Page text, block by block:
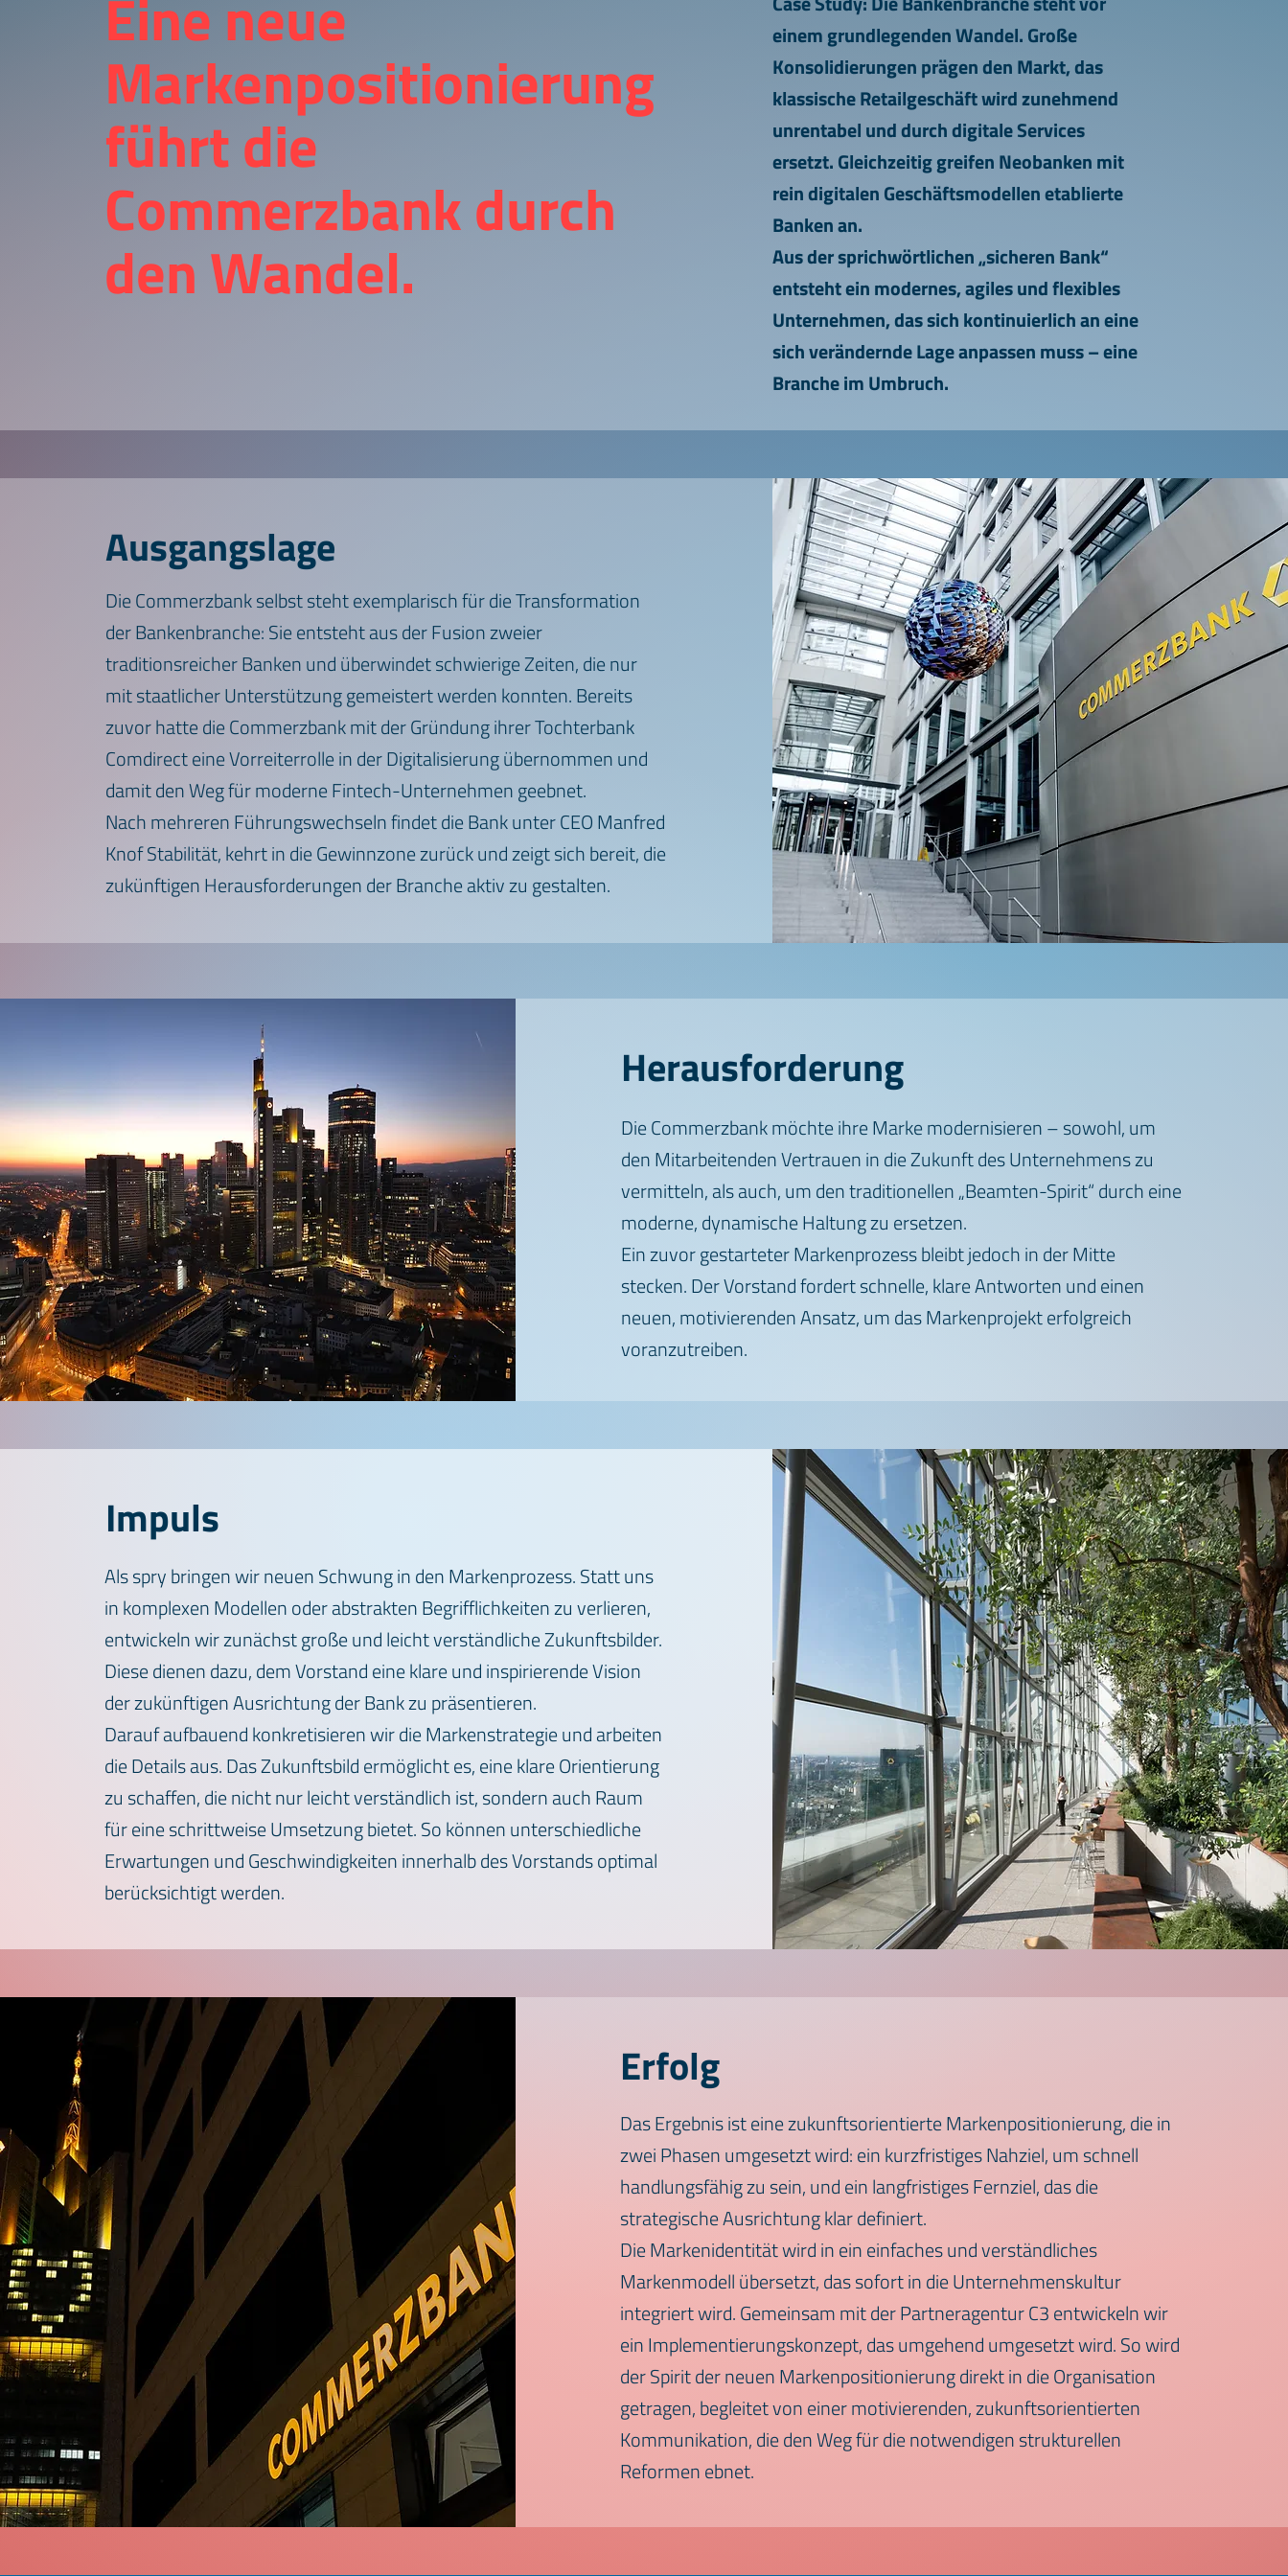
Eine neue
Markenpositionierung
führt die
Commerzbank durch
den Wandel.
einem grundlegenden Wandel. Große
Konsolidierungen prägen den Markt, das
klassische Retailgeschäft wird zunehmend
unrentabel und durch digitale Services
ersetzt. Gleichzeitig greifen Neobanken mit
rein digitalen Geschäftsmodellen etablierte
Banken an.
Aus der sprichwörtlichen „sicheren Bank“
entsteht ein modernes, agiles und flexibles
Unternehmen, das sich kontinuierlich an eine
sich verändernde Lage anpassen muss – eine
Branche im Umbruch.
​Ausgangslage
Die Commerzbank selbst steht exemplarisch für die Transformation
der Bankenbranche: Sie entsteht aus der Fusion zweier
traditionsreicher Banken und überwindet schwierige Zeiten, die nur
mit staatlicher Unterstützung gemeistert werden konnten. Bereits
zuvor hatte die Commerzbank mit der Gründung ihrer Tochterbank
Comdirect eine Vorreiterrolle in der Digitalisierung übernommen und
damit den Weg für moderne Fintech-Unternehmen geebnet.
Nach mehreren Führungswechseln findet die Bank unter CEO Manfred
Knof Stabilität, kehrt in die Gewinnzone zurück und zeigt sich bereit, die
zukünftigen Herausforderungen der Branche aktiv zu gestalten.
Herausforderung
Die Commerzbank möchte ihre Marke modernisieren – sowohl, um
den Mitarbeitenden Vertrauen in die Zukunft des Unternehmens zu
vermitteln, als auch, um den traditionellen „Beamten-Spirit“ durch eine
moderne, dynamische Haltung zu ersetzen.
Ein zuvor gestarteter Markenprozess bleibt jedoch in der Mitte
stecken. Der Vorstand fordert schnelle, klare Antworten und einen
neuen, motivierenden Ansatz, um das Markenprojekt erfolgreich
voranzutreiben.
Impuls
Als spry bringen wir neuen Schwung in den Markenprozess. Statt uns
in komplexen Modellen oder abstrakten Begrifflichkeiten zu verlieren,
entwickeln wir zunächst große und leicht verständliche Zukunftsbilder.
Diese dienen dazu, dem Vorstand eine klare und inspirierende Vision
der zukünftigen Ausrichtung der Bank zu präsentieren.
Darauf aufbauend konkretisieren wir die Markenstrategie und arbeiten
die Details aus. Das Zukunftsbild ermöglicht es, eine klare Orientierung
zu schaffen, die nicht nur leicht verständlich ist, sondern auch Raum
für eine schrittweise Umsetzung bietet. So können unterschiedliche
Erwartungen und Geschwindigkeiten innerhalb des Vorstands optimal
berücksichtigt werden.
Erfolg
Das Ergebnis ist eine zukunftsorientierte Markenpositionierung, die in
zwei Phasen umgesetzt wird: ein kurzfristiges Nahziel, um schnell
handlungsfähig zu sein, und ein langfristiges Fernziel, das die
strategische Ausrichtung klar definiert.
Die Markenidentität wird in ein einfaches und verständliches
Markenmodell übersetzt, das sofort in die Unternehmenskultur
integriert wird. Gemeinsam mit der Partneragentur C3 entwickeln wir
ein Implementierungskonzept, das umgehend umgesetzt wird. So wird
der Spirit der neuen Markenpositionierung direkt in die Organisation
getragen, begleitet von einer motivierenden, zukunftsorientierten
Kommunikation, die den Weg für die notwendigen strukturellen
Reformen ebnet.